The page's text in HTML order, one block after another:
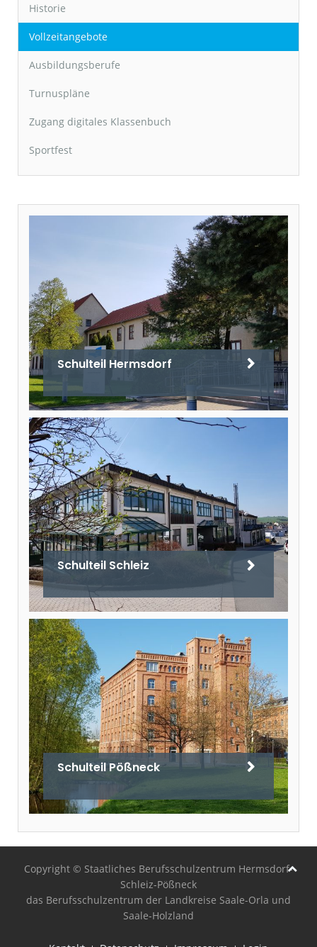
Historie
Vollzeitangebote
Ausbildungsberufe
Turnuspläne
Zugang digitales Klassenbuch
Sportfest
Schulteil Hermsdorf
Schulteil Schleiz
Schulteil Pößneck
Copyright © Staatliches Berufsschulzentrum Hermsdorf-
Schleiz-Pößneck
das Berufsschulzentrum der Landkreise Saale-Orla und
Saale-Holzland